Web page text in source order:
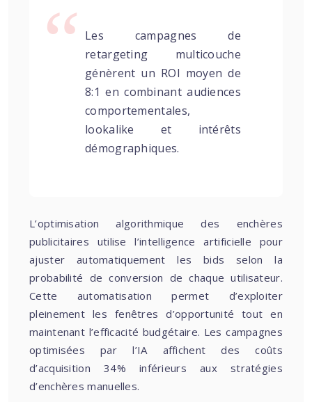
Les campagnes de
retargeting multicouche
génèrent un ROI moyen de
8:1 en combinant audiences
comportementales,
lookalike et intérêts
démographiques.
L’optimisation algorithmique des enchères
publicitaires utilise l’intelligence artificielle pour
ajuster automatiquement les bids selon la
probabilité de conversion de chaque utilisateur.
Cette automatisation permet d’exploiter
pleinement les fenêtres d’opportunité tout en
maintenant l’efficacité budgétaire. Les campagnes
optimisées par l’IA affichent des coûts
d’acquisition 34% inférieurs aux stratégies
d’enchères manuelles.